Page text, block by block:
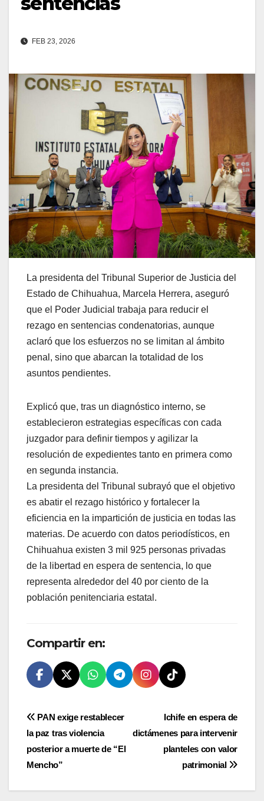
FEB 23, 2026
La presidenta del Tribunal Superior de Justicia del
Estado de Chihuahua, Marcela Herrera, aseguró
que el Poder Judicial trabaja para reducir el
rezago en sentencias condenatorias, aunque
aclaró que los esfuerzos no se limitan al ámbito
penal, sino que abarcan la totalidad de los
asuntos pendientes.
Explicó que, tras un diagnóstico interno, se
establecieron estrategias específicas con cada
juzgador para definir tiempos y agilizar la
resolución de expedientes tanto en primera como
en segunda instancia.
La presidenta del Tribunal subrayó que el objetivo
es abatir el rezago histórico y fortalecer la
eficiencia en la impartición de justicia en todas las
materias. De acuerdo con datos periodísticos, en
Chihuahua existen 3 mil 925 personas privadas
de la libertad en espera de sentencia, lo que
representa alrededor del 40 por ciento de la
población penitenciaria estatal.
Compartir en:
Navegación
de
entradas
Ichife en espera de
dictámenes para intervenir
planteles con valor
patrimonial
PAN exige restablecer
la paz tras violencia
posterior a muerte de “El
Mencho”